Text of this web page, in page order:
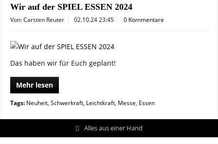
Wir auf der SPIEL ESSEN 2024
Von: Carsten Reuter 02.10.24 23:45 0 Kommentare
Das haben wir für Euch geplant!
Mehr lesen
Tags: Neuheit, Schwerkraft, Leichtkraft, Messe, Essen
Alles aus einer Hand